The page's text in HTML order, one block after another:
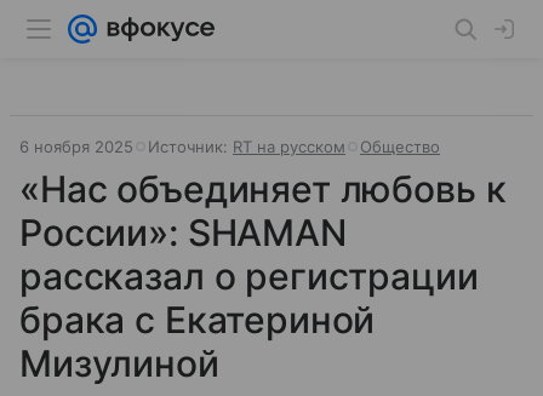
6 ноября 2025 Источник: RT на русском Общество
«Нас объединяет любовь к
России»: SHAMAN
рассказал о регистрации
брака с Екатериной
Мизулиной